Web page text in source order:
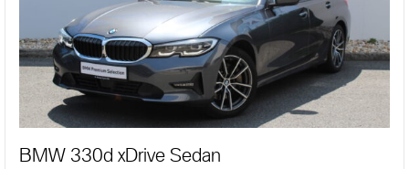
BMW 330d xDrive Sedan